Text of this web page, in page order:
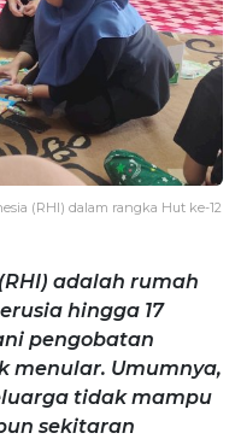
(RHI) dalam rangka Hut ke-12
adalah rumah
hingga 17
pengobatan
menular. Umumnya,
tidak mampu
sekitaran